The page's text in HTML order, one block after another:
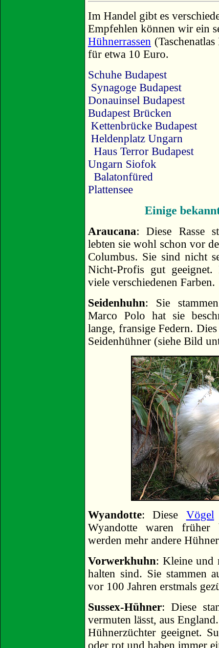
Im Handel gibt es
Empfehlen können wir ein
Hühnerrassen
für etwa 10 Euro.
Schuhe Budapest
Synagoge Budapest
Donauinsel Budapest
Budapest Brücken
Kettenbrücke Budapest
Heldenplatz Ungarn
Haus Terror Budapest
Ungarn Siofok
Balatonfüred
Plattensee
Einige
Araucana: Diese Rasse
lebten sie wohl schon vor
Columbus. Sie sind nicht
Nicht-Profis gut
viele verschiedenen Farben.
Seidenhuhn: Sie
Marco Polo hat sie
lange, fransige Federn.
Seidenhühner (siehe Bild
Wyandotte: Diese Vögel
Wyandotte waren
werden mehr andere
Vorwerkhuhn: Kleine und
halten sind. Sie stammen
vor 100 Jahren erstmals
Sussex-Hühner: Diese
vermuten lässt, aus
Hühnerzüchter geeignet.
oder rot und haben immer